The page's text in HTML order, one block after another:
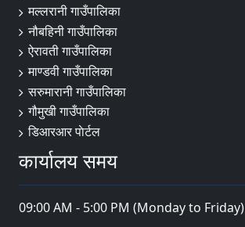
मल्लरानी गाउँपालिका
नौबहिनी गाउँपालिका
ऐरावती गाउँपालिका
माण्डवी गाउँपालिका
सरुमारानी गाउँपालिका
गौमुखी गाउँपालिका
डिआरआर पाेर्टल
कार्यालय समय
09:00 AM - 5:00 PM (Monday to Friday)